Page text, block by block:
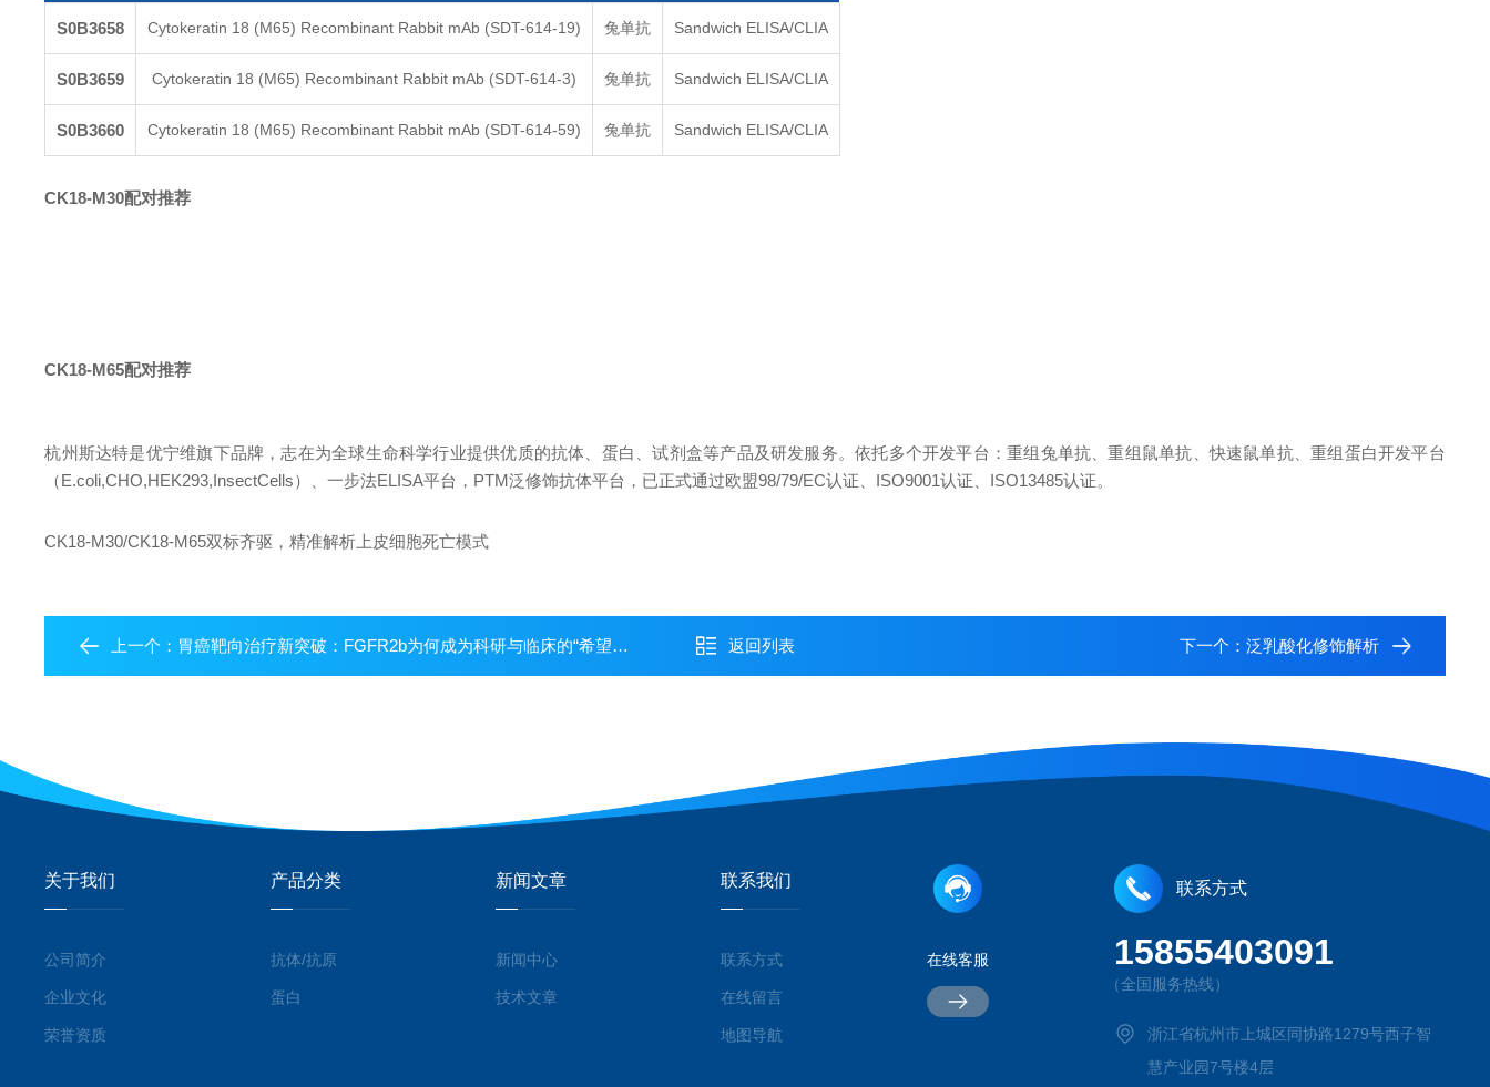
S0B3658 Cytokeratin 18 (M65) Recombinant Rabbit mAb (SDT-614-19) 兔单抗 Sandwich ELISA/CLIA
S0B3659 Cytokeratin 18 (M65) Recombinant Rabbit mAb (SDT-614-3) 兔单抗 Sandwich ELISA/CLIA
S0B3660 Cytokeratin 18 (M65) Recombinant Rabbit mAb (SDT-614-59) 兔单抗 Sandwich ELISA/CLIA
CK18-M30配对推荐
CK18-M65配对推荐
杭州斯达特是优宁维旗下品牌，志在为全球生命科学行业提供优质的抗体、蛋白、试剂盒等产品及研发服务。依托多个开发平台：重组兔单抗、重组鼠单抗、快速鼠单抗、重组蛋白开发平台
（E.coli,CHO,HEK293,InsectCells）、一步法ELISA平台，PTM泛修饰抗体平台，已正式通过欧盟98/79/EC认证、ISO9001认证、ISO13485认证。
CK18-M30/CK18-M65双标齐驱，精准解析上皮细胞死亡模式
上一个： 胃癌靶向治疗新突破：FGFR2b为何成为科研与临床的“希望之星”？ 返回列表 下一个： 泛乳酸化修饰解析
关于我们
公司简介
企业文化
荣誉资质
产品分类
抗体/抗原
蛋白
新闻文章
新闻中心
技术文章
联系我们
联系方式
在线留言
地图导航
在线客服
联系方式
15855403091
（全国服务热线）
浙江省杭州市上城区同协路1279号西子智
慧产业园7号楼4层